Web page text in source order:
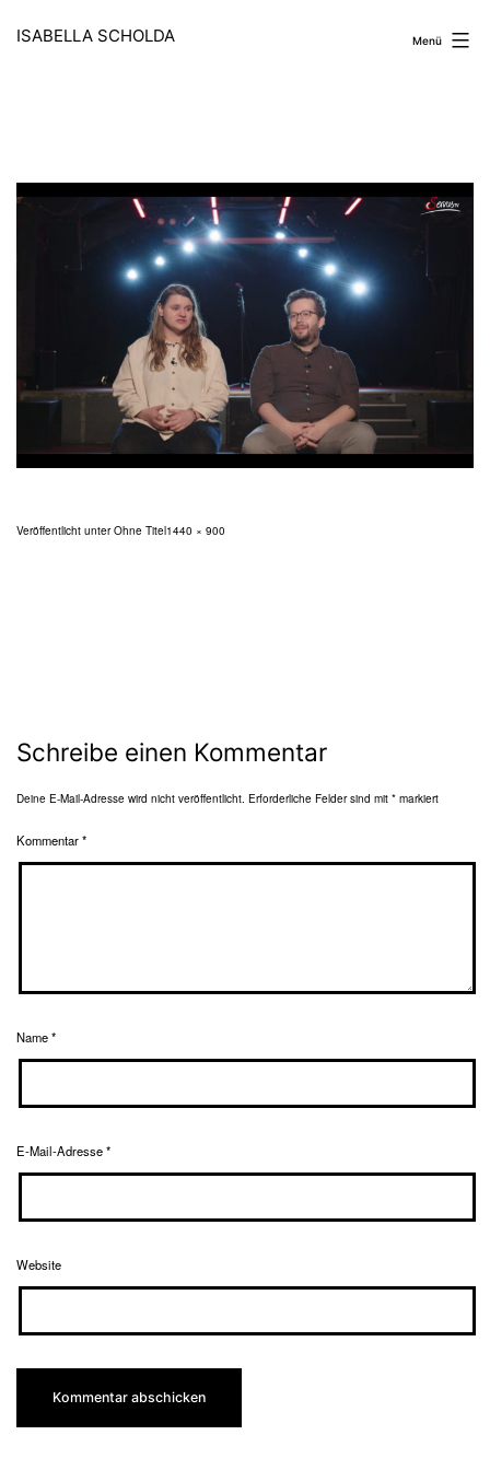
Inhalt
springen
ISABELLA SCHOLDA Menü
Veröffentlicht unterOhne TitelOriginalgröße
1440 × 900
Schreibe einen Kommentar
Deine E-Mail-Adresse wird nicht veröffentlicht. Erforderliche Felder sind mit * markiert
Kommentar*
Name*
E-Mail-Adresse*
Website